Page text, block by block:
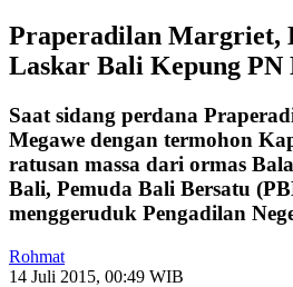
Praperadilan Margriet,
Laskar Bali Kepung PN
Saat sidang perdana
Megawe dengan termohon
ratusan massa dari ormas
Bali, Pemuda Bali Bersatu
menggeruduk Pengadilan
Rohmat
14 Juli 2015, 00:49 WIB